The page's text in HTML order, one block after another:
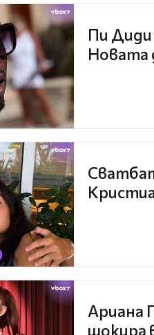
Пи Диди
Новата
Ариана
шокира